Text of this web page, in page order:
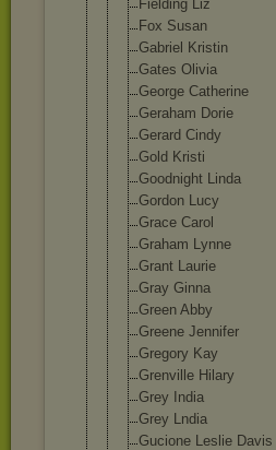
Fielding Liz
Fox Susan
Gabriel Kristin
Gates Olivia
George Catherine
Geraham Dorie
Gerard Cindy
Gold Kristi
Goodnight Linda
Gordon Lucy
Grace Carol
Graham Lynne
Grant Laurie
Gray Ginna
Green Abby
Greene Jennifer
Gregory Kay
Grenville Hilary
Grey India
Grey Lndia
Gucione Leslie Davis